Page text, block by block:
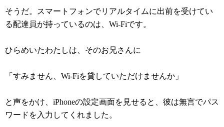
そうだ。スマートフォンでリアルタイムに出前を受けてい
る配達員が持っているのは、Wi-Fiです。
ひらめいたわたしは、そのお兄さんに
「すみません、Wi-Fiを貸していただけませんか」
と声をかけ、iPhoneの設定画面を見せると、彼は無言でパス
ワードを入力してくれました。